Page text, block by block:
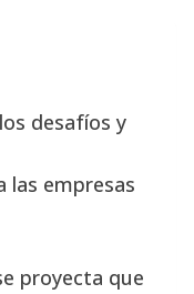
desafíos y
las empresas
proyecta que